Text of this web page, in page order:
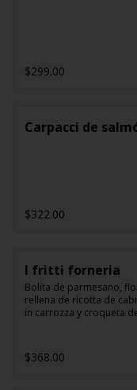
$299.00
Carpacci de
$322.00
I fritti forneria
Bolita de parmesano,
rellena de ricotta de
in carrozza y croqueta
$368.00